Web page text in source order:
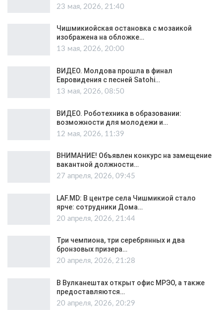
23 мая, 2026, 21:40
Чишмикиойская остановка с мозаикой
изображена на обложке…
13 мая, 2026, 20:00
ВИДЕО. Молдова прошла в финал
Евровидения с песней Satohi…
13 мая, 2026, 08:50
ВИДЕО. Роботехника в образовании:
возможности для молодежи и…
12 мая, 2026, 11:39
ВНИМАНИЕ! Объявлен конкурс на замещение
вакантной должности…
27 апреля, 2026, 09:45
LAF.MD: В центре села Чишмикиой стало
ярче: сотрудники Дома…
20 апреля, 2026, 21:44
Три чемпиона, три серебрянных и два
бронзовых призера…
20 апреля, 2026, 21:28
В Вулканештах открыт офис МРЭО, а также
предоставляются…
20 апреля, 2026, 20:29